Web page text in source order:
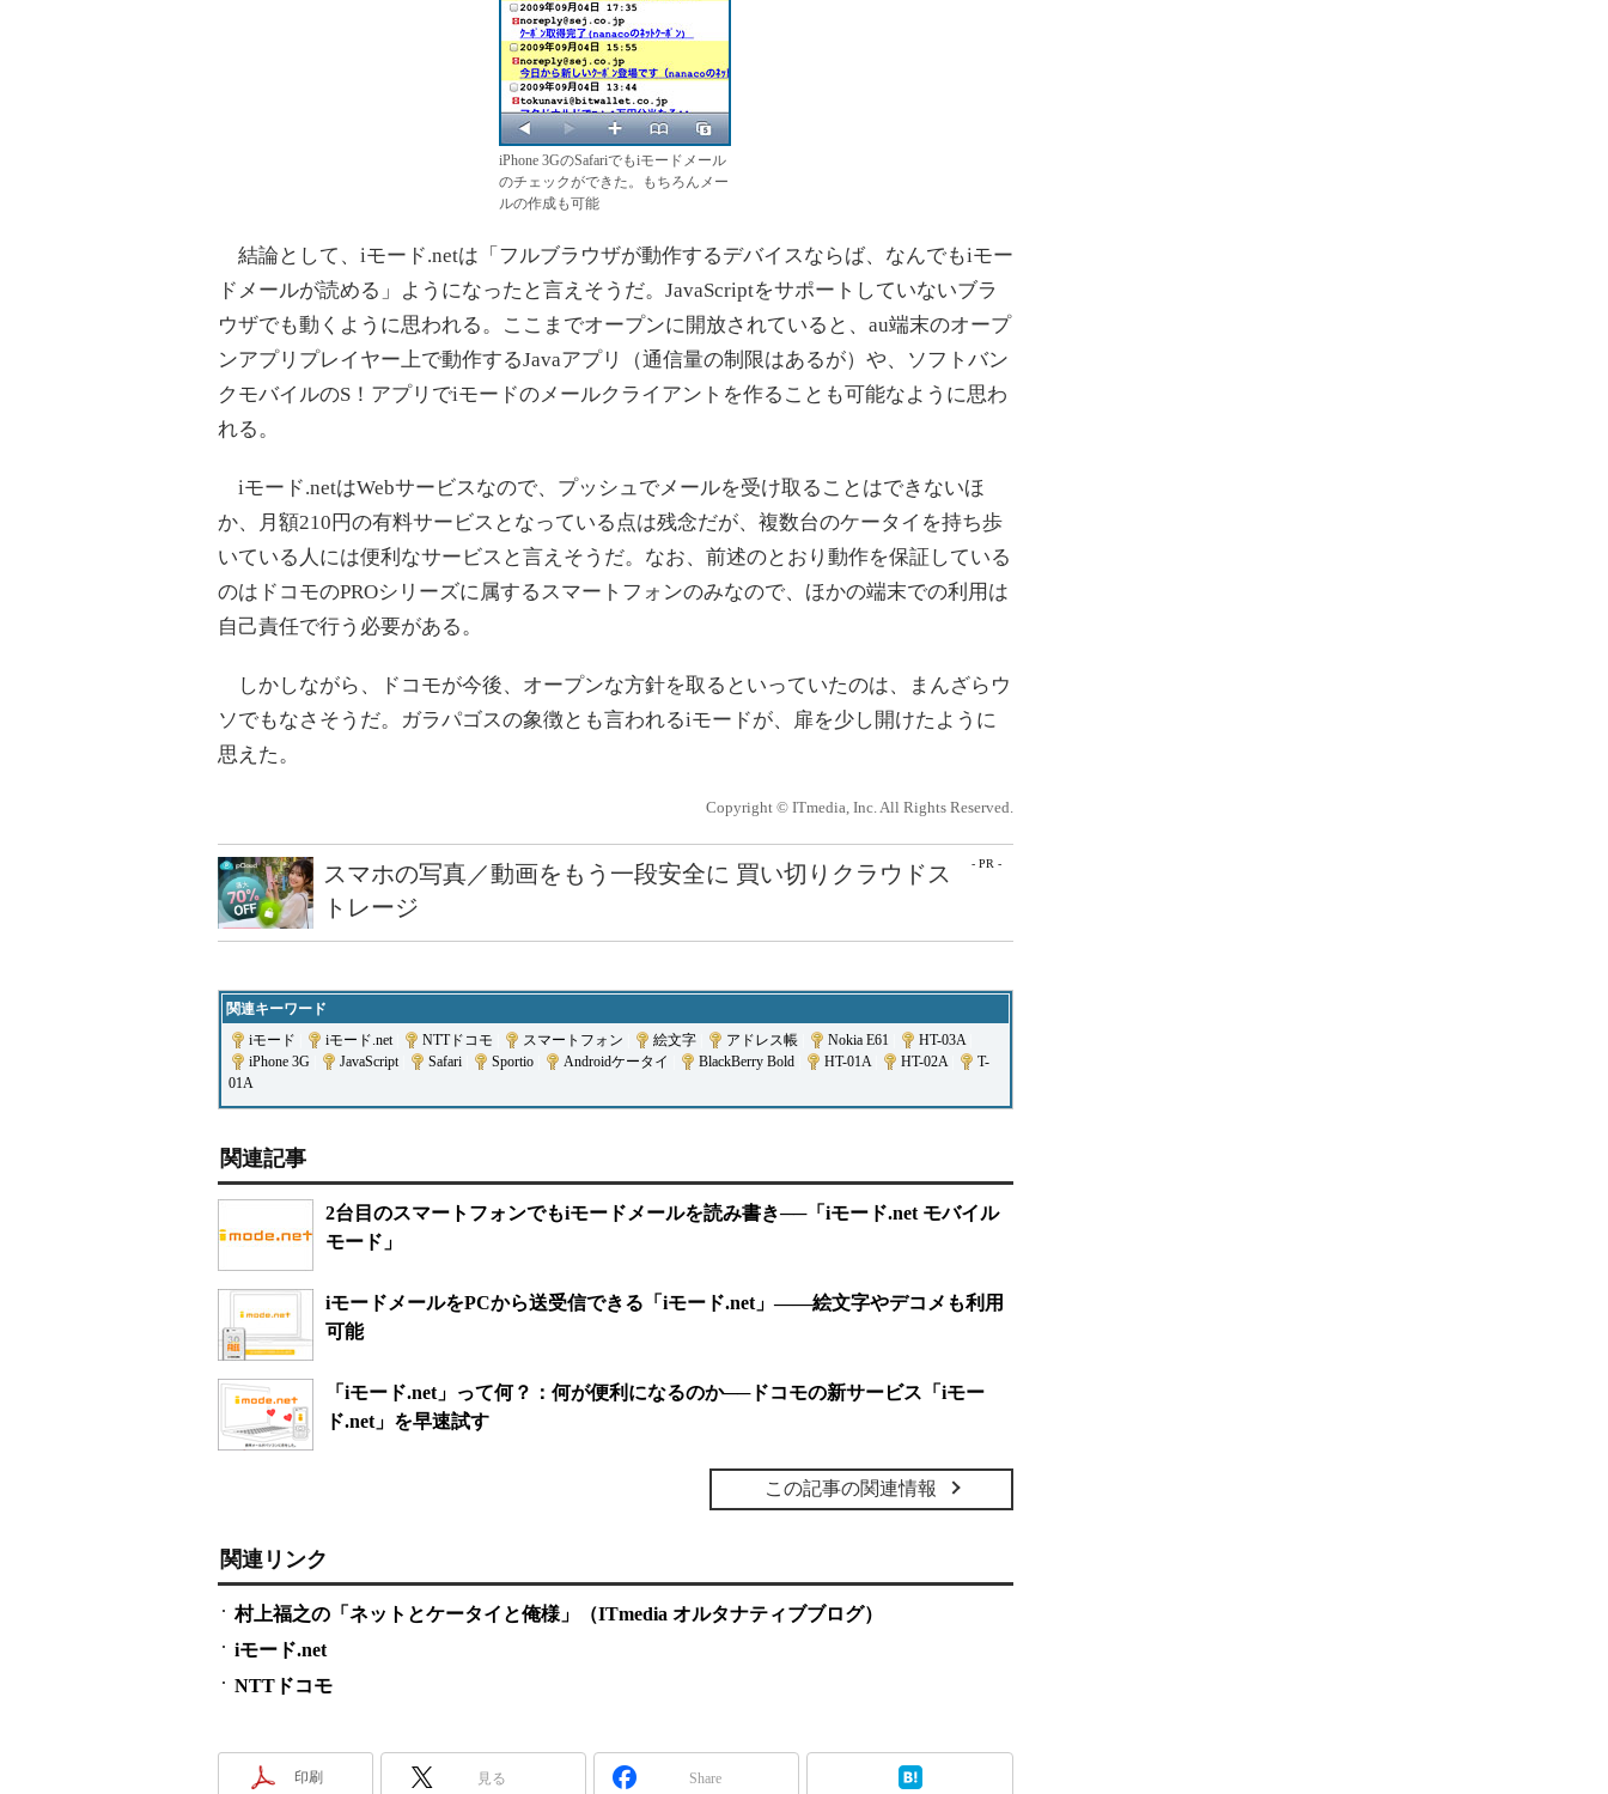
iPhone 3GのSafariでもiモードメール
のチェックができた。もちろんメー
ルの作成も可能
結論として、iモード.netは「フルブラウザが動作するデバイスならば、なんでもiモー
ドメールが読める」ようになったと言えそうだ。JavaScriptをサポートしていないブラ
ウザでも動くように思われる。ここまでオープンに開放されていると、au端末のオープ
ンアプリプレイヤー上で動作するJavaアプリ（通信量の制限はあるが）や、ソフトバン
クモバイルのS！アプリでiモードのメールクライアントを作ることも可能なように思わ
れる。
iモード.netはWebサービスなので、プッシュでメールを受け取ることはできないほ
か、月額210円の有料サービスとなっている点は残念だが、複数台のケータイを持ち歩
いている人には便利なサービスと言えそうだ。なお、前述のとおり動作を保証している
のはドコモのPROシリーズに属するスマートフォンのみなので、ほかの端末での利用は
自己責任で行う必要がある。
しかしながら、ドコモが今後、オープンな方針を取るといっていたのは、まんざらウ
ソでもなさそうだ。ガラパゴスの象徴とも言われるiモードが、扉を少し開けたように
思えた。
Copyright © ITmedia, Inc. All Rights Reserved.
- PR -
スマホの写真／動画をもう一段安全に 買い切りクラウドス
トレージ
関連キーワード
iモード
iモード.net| NTTドコモ スマートフォン 絵文字 アドレス帳 Nokia E61 HT-03A|
iPhone 3G
JavaScript| Safari Sportio Androidケータイ BlackBerry Bold HT-01A| HT-02A|
T-
01A
関連記事
2台目のスマートフォンでもiモードメールを読み書き──「iモード.net モバイル
モード」
iモードメールをPCから送受信できる「iモード.net」――絵文字やデコメも利用
可能
「iモード.net」って何？：何が便利になるのか──ドコモの新サービス「iモー
ド.net」を早速試す
この記事の関連情報
関連リンク
村上福之の「ネットとケータイと俺様」（ITmedia オルタナティブブログ）
iモード.net
NTTドコモ
印刷 見る Share